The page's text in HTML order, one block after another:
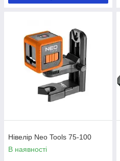
Нівелір Neo Tools 75-100
В наявності